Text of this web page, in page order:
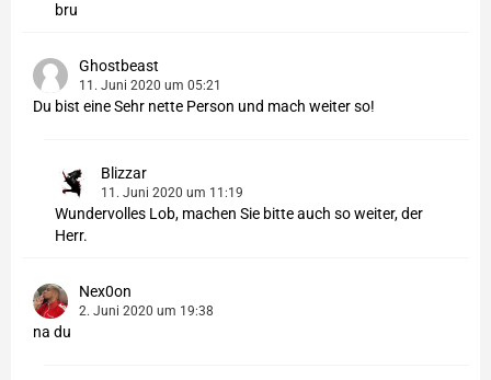
bru
Ghostbeast
11. Juni 2020 um 05:21
Du bist eine Sehr nette Person und mach weiter so!
Blizzar
11. Juni 2020 um 11:19
Wundervolles Lob, machen Sie bitte auch so weiter, der
Herr.
Nex0on
2. Juni 2020 um 19:38
na du